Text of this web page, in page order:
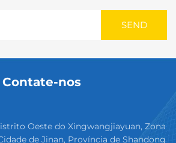
Contate-nos
Oeste do Xingwangjiayuan, Zona
de Jinan, Província de Shandong